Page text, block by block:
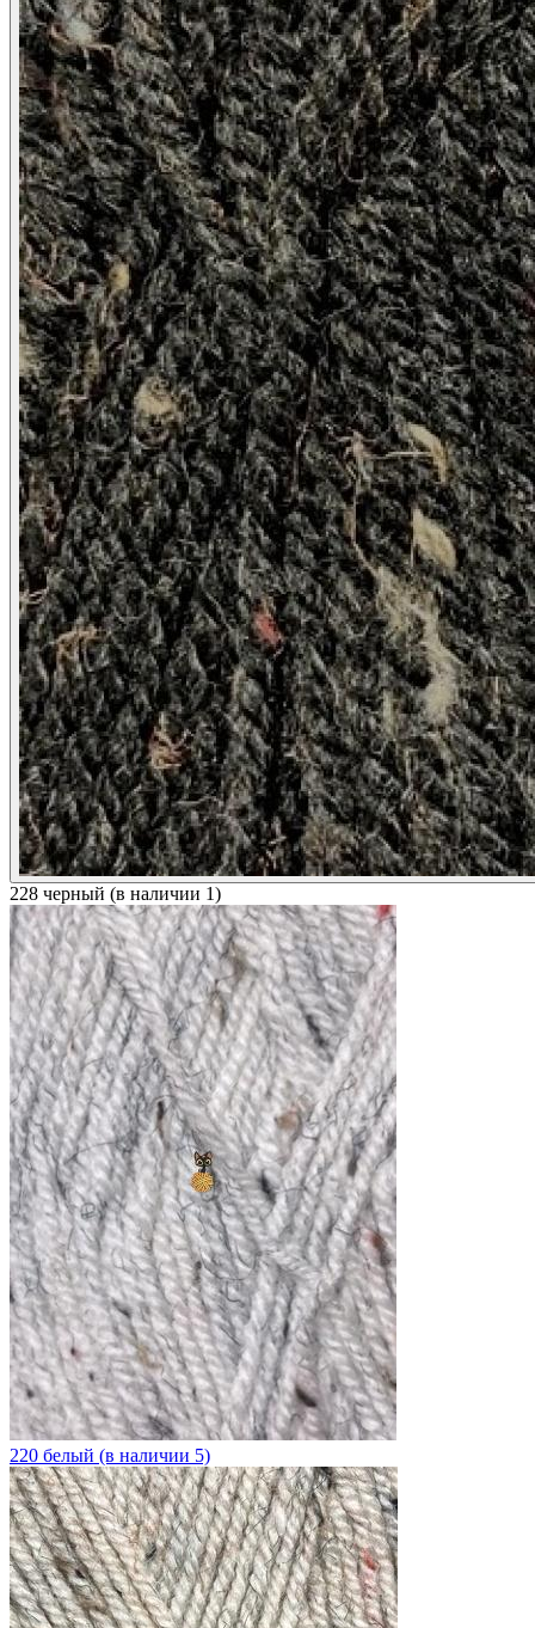
228 черный (в наличии 1)
220 белый (в наличии 5)